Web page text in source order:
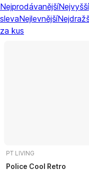
NejprodávanějšíNejvyšší
slevaNejlevnější
za kus
PT LIVING
Police Cool Retro